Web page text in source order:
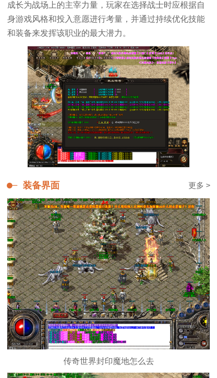
成长为战场上的主宰力量，玩家在选择战士时应根据自
身游戏风格和投入意愿进行考量，并通过持续优化技能
和装备来发挥该职业的最大潜力。
装备界面 更多 >
传奇世界封印魔地怎么去